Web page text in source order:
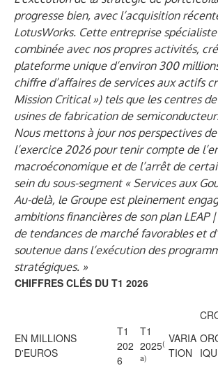
progresse bien, avec l’acquisition
LotusWorks. Cette entreprise
combinée avec nos propres activités,
plateforme unique d’environ 300
chiffre d’affaires de services aux actifs
Mission Critical ») tels que les centres
usines de fabrication de
Nous mettons à jour nos perspectives
l’exercice 2026 pour tenir compte de
macroéconomique et de l’arrêt de
sein du sous-segment « Services aux
Au-delà, le Groupe est pleinement
ambitions financières de son plan LEAP
de tendances de marché favorables et
soutenue dans l’exécution des
stratégiques. »
CHIFFRES CLÉS DU T1 2026
EN MILLIONS
D'EUROS
T1
202
6
T1
2025(
a)
VARIA
TION